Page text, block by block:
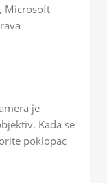
Microsoft
je
Kada se
poklopac